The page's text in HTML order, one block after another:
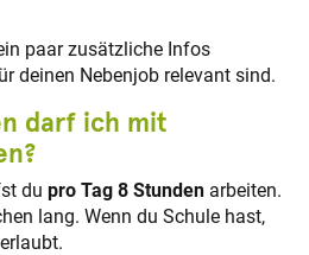
paar zusätzliche Infos
deinen Nebenjob relevant sind.
darf ich mit
du pro Tag 8 Stunden arbeiten.
lang. Wenn du Schule hast,
erlaubt.